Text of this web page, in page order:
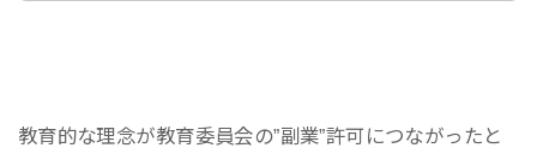
教育的な理念が教育委員会の”副業”許可につながったと